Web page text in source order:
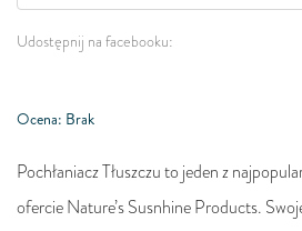
Udostępnij na facebooku:
Ocena: Brak
Pochłaniacz Tłuszczu to jeden z
ofercie Nature’s Susnhine Products.